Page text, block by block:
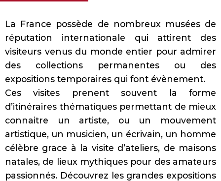
La France possède de nombreux musées de
réputation internationale qui attirent des
visiteurs venus du monde entier pour admirer
des collections permanentes ou des
expositions temporaires qui font évènement.
Ces visites prenent souvent la forme
d’itinéraires thématiquespermettant de mieux
connaitre un artiste, ou un mouvement
artistique, un musicien, un écrivain, un homme
célèbre grace à la visite d’ateliers, de maisons
natales, de lieux mythiques pour des amateurs
passionnés. Découvrez les grandes expositions